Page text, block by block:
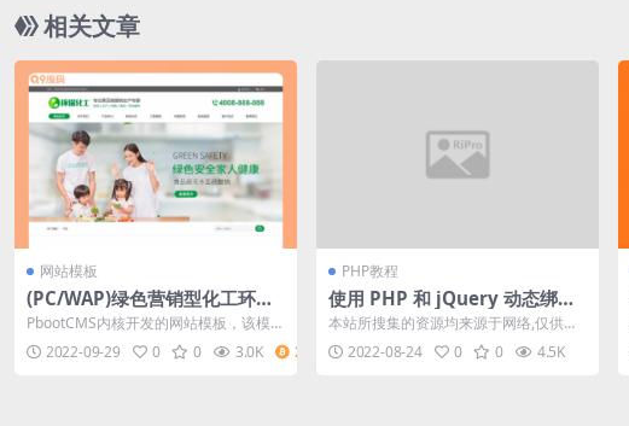
相关文章
网站模板
(PC/WAP)绿色营销型化工环保
能源网站源码 化工材料企业网站
pbootcms模板
PbootCMS内核开发的网站模板，该模板
适用于化工材料网站、环保能源网站等
企业2022-09-29 0 0 3.0K 2
PHP教程
使用 PHP 和 jQuery 动态绑定
选择菜单
本站所搜集的资源均来源于网络,仅供学
习研究代码使用,请勿商用本站所有资源
均免费下...
2022-08-24 0 0 4.5K